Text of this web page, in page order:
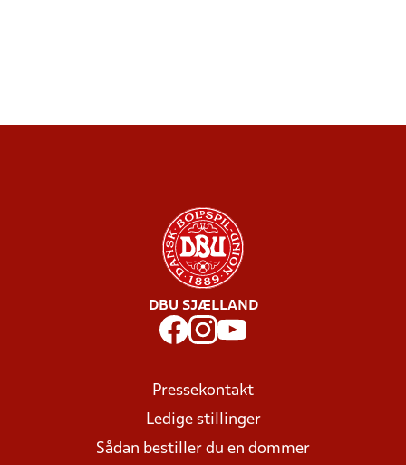
DBU SJÆLLAND
Pressekontakt
Ledige stillinger
Sådan bestiller du en dommer